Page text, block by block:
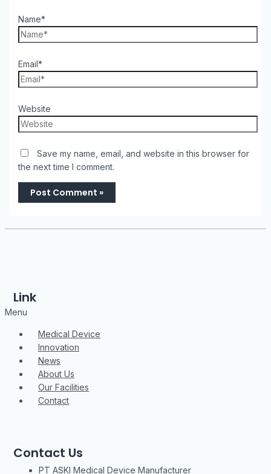
Name*
Email*
Website
Save my name, email, and website in this browser for
the next time I comment.
Link
Menu
Medical Device
Innovation
News
About Us
Our Facilities
Contact
Contact Us
PT ASKI Medical Device Manufacturer